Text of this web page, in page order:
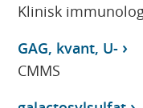
Klinisk
GAG, kvant, U-
CMMS